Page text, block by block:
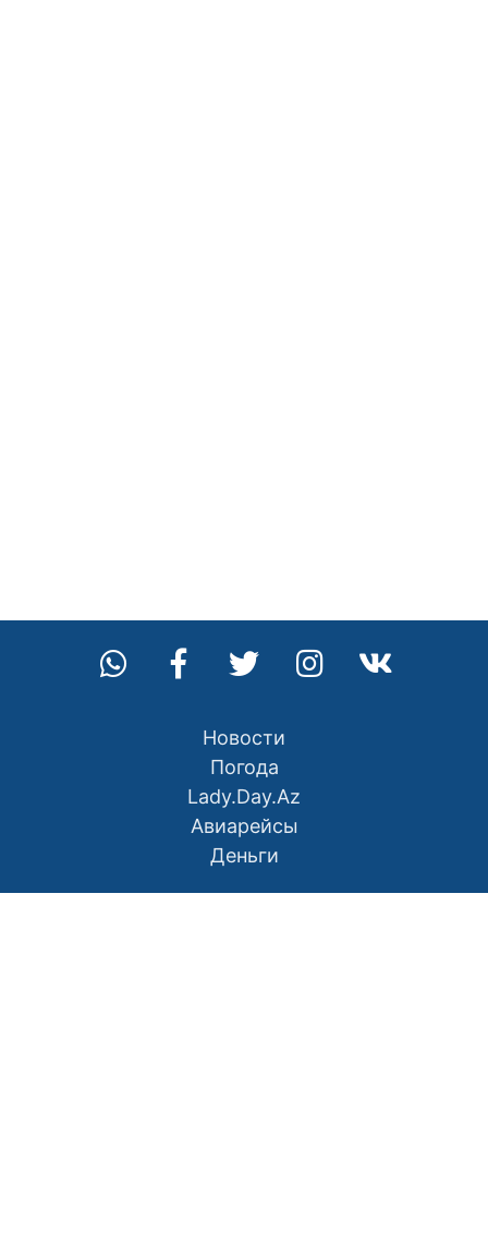
Новости
Погода
Lady.Day.Az
Авиарейсы
Деньги